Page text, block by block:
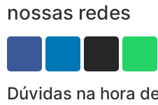
nossas redes
Dúvidas na hora